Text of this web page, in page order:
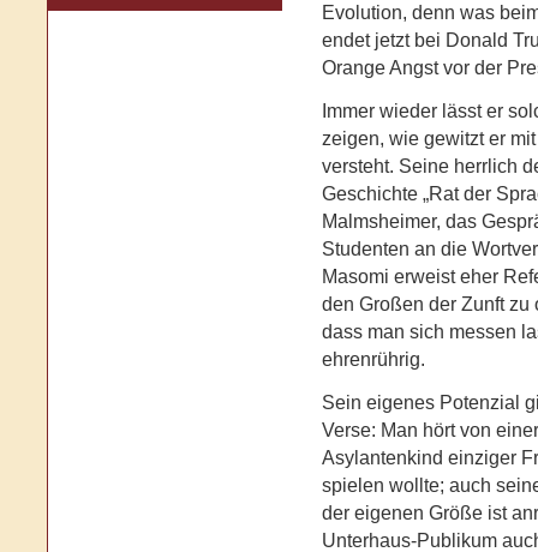
Evolution, denn was
endet jetzt bei Donald
Orange Angst vor der
Immer wieder lässt er
zeigen, wie gewitzt er
versteht. Seine herrlich
Geschichte „Rat der
Malmsheimer, das
Studenten an die
Masomi erweist eher
den Großen der Zunft
dass man sich messen
ehrenrührig.
Sein eigenes Potenzial
Verse: Man hört von
Asylantenkind einziger
spielen wollte; auch
der eigenen Größe ist
Unterhaus-Publikum